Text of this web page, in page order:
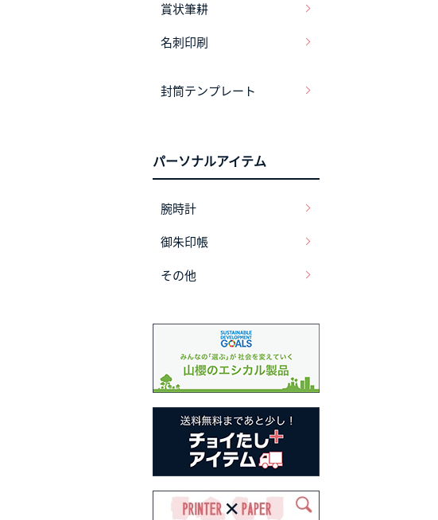
賞状筆耕
名刺印刷
封筒テンプレート
パーソナルアイテム
腕時計
御朱印帳
その他